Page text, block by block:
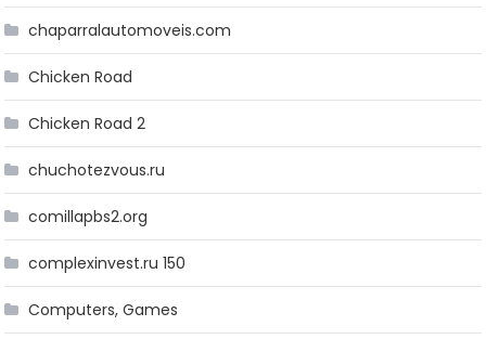
chaparralautomoveis.com
Chicken Road
Chicken Road 2
chuchotezvous.ru
comillapbs2.org
complexinvest.ru 150
Computers, Games